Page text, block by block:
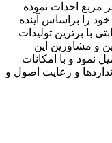
در زمینی به مساحت بالغ بر 32000 متر مربع احداث نموده
را براساس آینده
با برترین تولیدات
و مشاورین این
نمود و با امکانات
و رعایت اصول و